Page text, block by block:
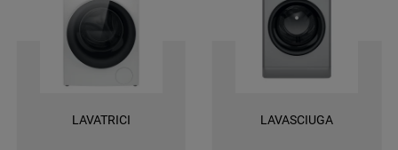
una garanzia di 2 anni su tutti i ricambi e la certezza di ottenere le
massime prestazioni.
LAVATRICI LAVASCIUGA